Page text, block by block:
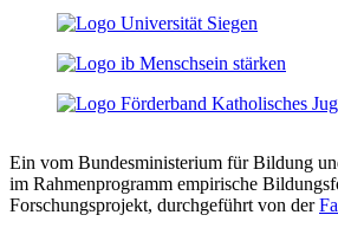
Ein vom Bundesministerium für Bildung
im Rahmenprogramm empirische
Forschungsprojekt, durchgeführt von der